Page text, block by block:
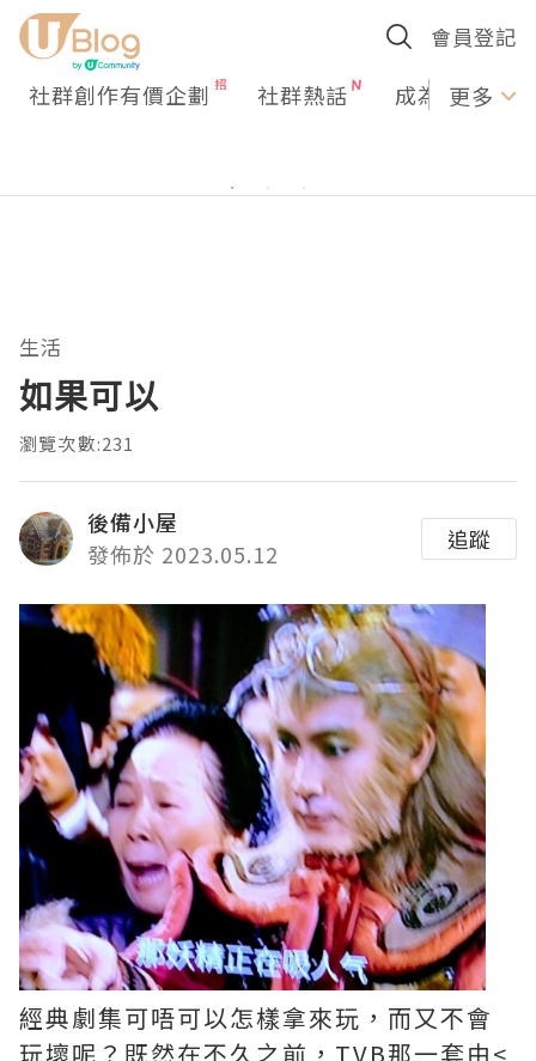
會員登記
社群創作有價企劃 社群熱話 成為U更多
生活
如果可以
瀏覽次數:231
後備小屋
發佈於 2023.05.12
追蹤
經典劇集可唔可以怎樣拿來玩，而又不會
玩壞呢？既然在不久之前，TVB那一套由<